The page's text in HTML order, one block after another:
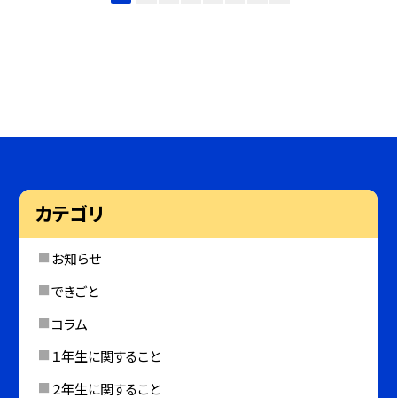
カテゴリ
お知らせ
できごと
コラム
１年生に関すること
２年生に関すること